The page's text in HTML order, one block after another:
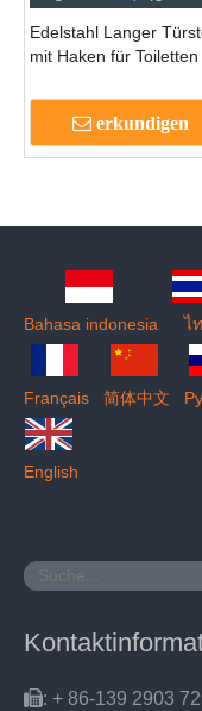
Edelstahl Langer
mit Haken für Toiletten
erkundigen
Bahasa indonesia ไ
Français 简体中文
English
: + 86-139 2903